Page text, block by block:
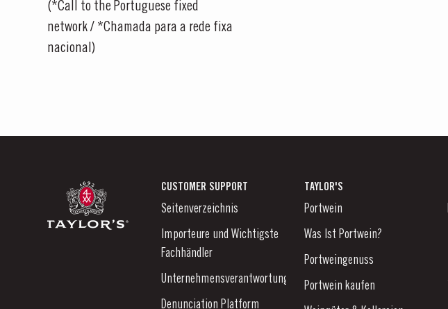
(*Call to the Portuguese fixed
network / *Chamada para a rede fixa
nacional)
CUSTOMER SUPPORT
Seitenverzeichnis
Importeure und Wichtigste
Fachhändler
Unternehmensverantwortung
Denunciation Platform
TAYLOR'S
Portwein
Was Ist Portwein?
Portweingenuss
Portwein kaufen